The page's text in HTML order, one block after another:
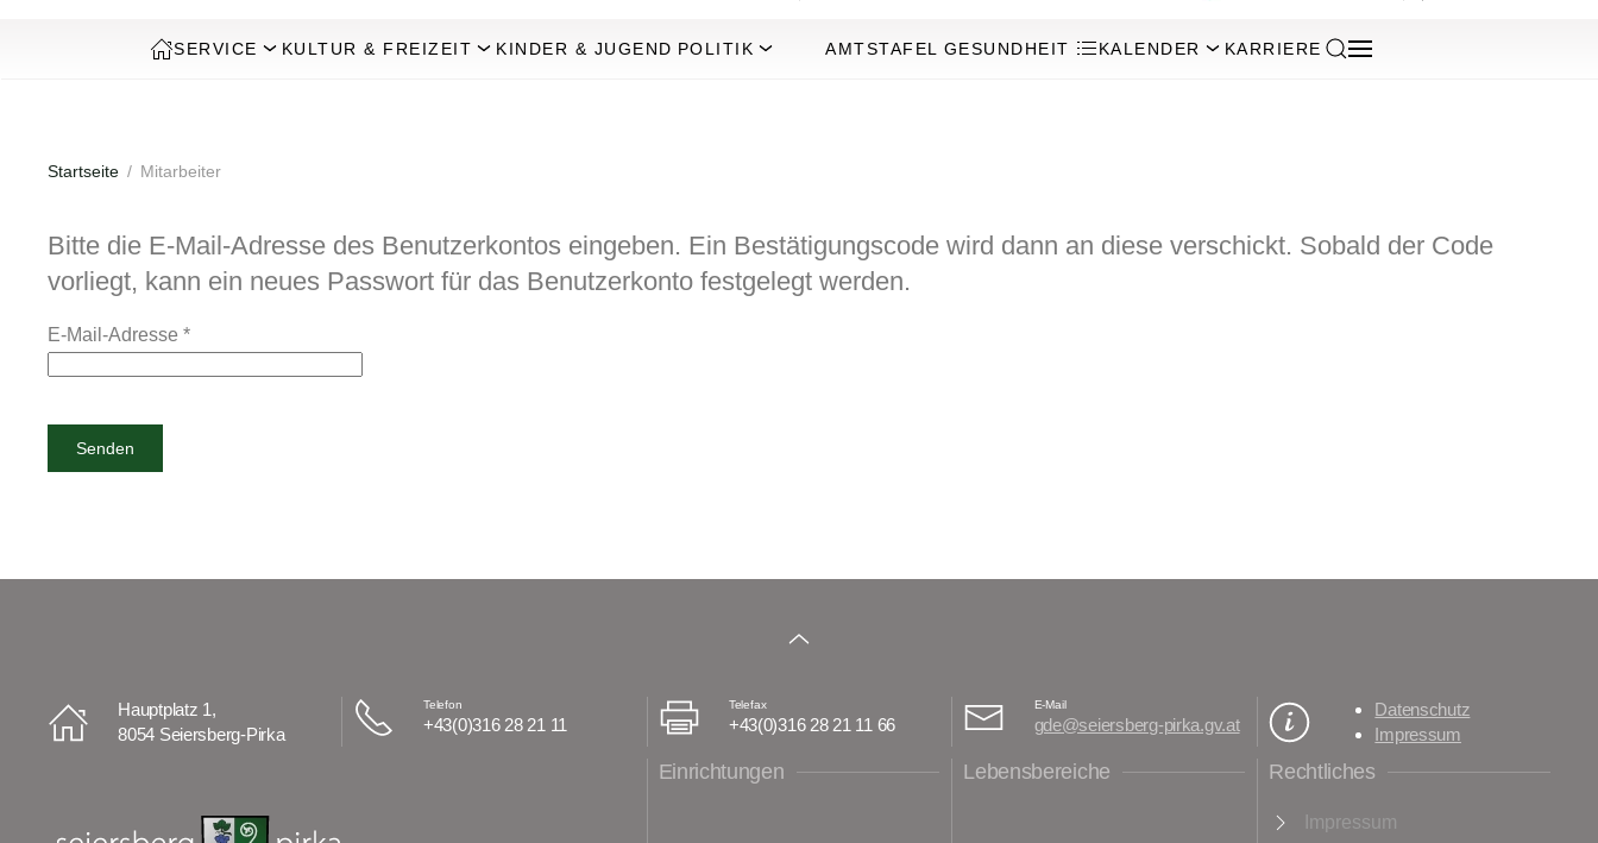
SERVICE KULTUR & FREIZEIT KINDER & JUGEND POLITIK AMTSTAFEL GESUNDHEIT KALENDER KARRIERE
Startseite Mitarbeiter
Bitte die E-Mail-Adresse des Benutzerkontos eingeben. Ein Bestätigungscode wird dann an diese verschickt. Sobald der Code
vorliegt, kann ein neues Passwort für das Benutzerkonto festgelegt werden.
E-Mail-Adresse *
Senden
Hauptplatz 1,
8054 Seiersberg-Pirka
Telefon
+43(0)316 28 21 11
Telefax
+43(0)316 28 21 11 66
E-Mail
gde@seiersberg-pirka.gv.at
Datenschutz
Impressum
Einrichtungen Lebensbereiche Rechtliches
Impressum